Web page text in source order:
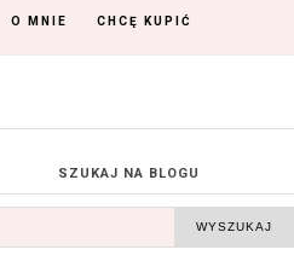
O MNIE CHCĘ KUPIĆ
SZUKAJ NA BLOGU